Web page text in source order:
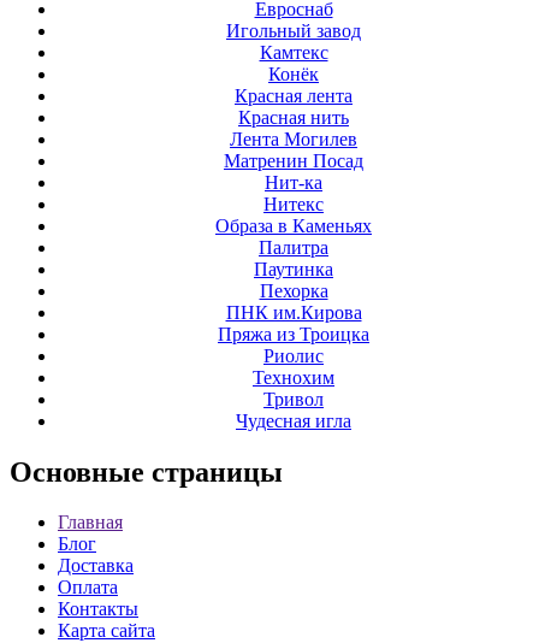
Евроснаб
Игольный завод
Камтекс
Конёк
Красная лента
Красная нить
Лента Могилев
Матренин Посад
Нит-ка
Нитекс
Образа в Каменьях
Палитра
Паутинка
Пехорка
ПНК им.Кирова
Пряжа из Троицка
Риолис
Технохим
Тривол
Чудесная игла
Основные страницы
Главная
Блог
Доставка
Оплата
Контакты
Карта сайта